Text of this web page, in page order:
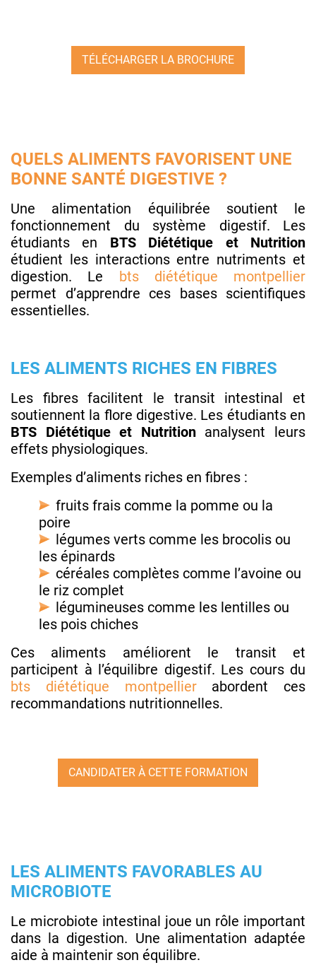
TÉLÉCHARGER LA BROCHURE
QUELS ALIMENTS FAVORISENT UNE
BONNE SANTÉ DIGESTIVE ?
Une alimentation équilibrée soutient le
fonctionnement du système digestif. Les
étudiants en BTS Diététique et Nutrition
étudient les interactions entre nutriments et
digestion. Le bts diététique montpellier
permet d’apprendre ces bases scientifiques
essentielles.
LES ALIMENTS RICHES EN FIBRES
Les fibres facilitent le transit intestinal et
soutiennent la flore digestive. Les étudiants en
BTS Diététique et Nutritionanalysent leurs
effets physiologiques.
Exemples d’aliments riches en fibres :
fruits frais comme la pomme ou la
poire
légumes verts comme les brocolis ou
les épinards
céréales complètes comme l’avoine ou
le riz complet
légumineuses comme les lentilles ou
les pois chiches
Ces aliments améliorent le transit et
participent à l’équilibre digestif. Les cours du
bts diététique montpellierabordent ces
recommandations nutritionnelles.
CANDIDATER À CETTE FORMATION
LES ALIMENTS FAVORABLES AU
MICROBIOTE
Le microbiote intestinal joue un rôle important
dans la digestion. Une alimentation adaptée
aide à maintenir son équilibre.